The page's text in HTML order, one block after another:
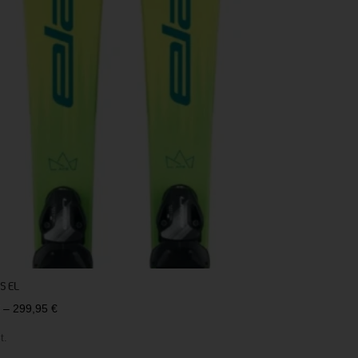
EL
– 299,95 €